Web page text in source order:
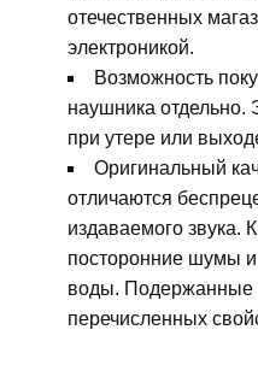
отечественных
электроникой.
Возможность
наушника отдельно.
при утере или
Оригинальный
отличаются
издаваемого звука.
посторонние шумы
воды. Подержанные
перечисленных